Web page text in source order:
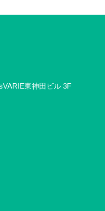
東神田ビル 3F